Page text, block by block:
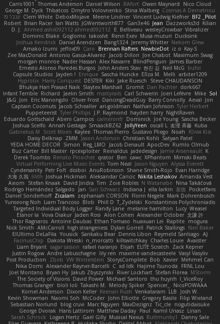
Carro1001
Thomas Anderson Daniel Wilson RAfort Owen Maynard
Nico Cloud
George M. Dyck Thbatcos Dmytro Volovnenko Stina Walberg Cosmas A Demetriou
ענבר פז Clem White DeboxMojave Meene Lindner Vincent Ludwig Kiefner BF2 _Pilot
Robert Brian Racer Ian Watts JGWentworth877 Gan3e46 Jean Dazzworks3d Kilian
D. J. Ahmed.ashii092112 ahmed092112 E. Belliveau wesleyCrowbar Vibralizer
Dominic Blake Goglomo takoslvt Renn Exev Musa muturi Ducksink
Joshua Kendrick Daniel Arendzen Bang1324 Jeremy Whitter Nekom Glew
Amako Izumi jeffox09 Caro Brennan Rafters NewbieDot iz o Kay-S
Zee MacDonald Antonio Gasca-Alvarez Jacob Dillon Joe Chabot Maximum Swag
morgan monroe Nader Hassan Alex Navarre BlindPenguin James Barber
Ernesto Alonso Paredes Burgos John Anders Stav 현진 김 Neil McG buhii
Capsule Studios Jayden ! Enrique Sascha Huncke Elīza M. Melli arbiter1209
Hyprotix Harry Conquest DESTER Kiki Jake Ruesch
Steve CHAUDANSON
Bhukya Hari Prasad Naik Slaytex Marshall Gromit Dan Pachter dork667
Infant Terrible Richard Jaelin Smith mattyrails Carl Schwerin Joeri Lefévre Mike Sol
J&G Jon Eric Manongdo Oliver Frost DancingDeadGuy Barry Connolly Aeval Jon
Captain Coconuts Jacob Schealler ari-goldman Nathan Johnson Tyler Herbert
Puppeteerist Tyler Phillips J.P. Raymond hayden harry NightRaven
Eduardo Gottschald Abeni Campos cameronfr Dominick Joe Young Sascha Becker
Joshua Scelfo Annah Gestaga SmaackBZ62 JollyYeen oscall L 友理 斉藤 Kuba
Gabrielius M
Scott Moen Kaylee Thomas Pierro Gustavo Pliego Noah
Юлія Кізі
Daisy Belknap ZMM Jason Anderson Christian Kohli Satyan Patel
YEDA HOME DECOR Simon Reg_LMO Jacob Denault ApocDev Rumlo Olmub
Buz Carter Bill Master rpcexploiter Reinaldus jadedesign Jamie Arseneault K
Derek Toombs Renato Pinochet qrator Ben cawc XPhantom Mimski Beats
Virtual Performing Live Music Events Tom Neal Jason Nguyen Alyssa Everett
Cyndersanity Petr Fořt disiboi AnuRobinson Shane Smith-Rojo Evan Harridge
大海 久我 lilith Joshua Hickman Aleksandar Caricic Nikita Leshakov Amanda Vest
Axiom
Stefan Knaak David Jindra Tim Zoie Robles N Watanabe Nina Takáčová
Rodrigo Hernández Salgado
Jan Sari Schwarz Indiana J ella larkin 基德 Pocketfans
Daniel Sonderhoff Zicalam zephaniah CORSON Florin Negele Mark Dohrenbusch
Yunseong Noh Liam Trancoso Blob Phill D T_Zydelski Konstantinos Polychroniadis
Targeted Individual Body Logger Randy Lane melanie hamilton Lucy Weasel
Elanor la Vova Diakur Jaden Rosi Alon Cohen Alexander October 文謙 許
Thor Ragnaros Antoine Daubas Ethan Tomaso huaxuan Lei Raptite mogura
Nick Smith AMcCarroll high strangeness Dylan Gorrell Patrick Stallings Neil Baker
ElUltimo DeLaFila Yousick Sankaku Bear Dennis Libon Reymeld Santiago AJ
FacinusChip
Dakota Wreski n_morcatti killswitchkay Charles Louie Avaister
Liam Bryant sagar sasson rafael naranjo Elijah ELITE Scratch
Zack Kepner
Justin Rogow Andre Labuschagne lily ren maxime vandecasteele Vasyl Vasyliv
Post Production
Zbob VW Winterstein StorysComplete Bob Xavier Mehmet Can
Nika Domi Alexander Rayner-Barcelli C xd Idk Hajime Tsunoda
FRNL Lou
Joel Montano Bryan Hy Jakub Zbyszynski River Lockhart Stefan Florea MStorm
The Society of Visions David Power Michael Santoro thu huynh I_ViceRoy
Thomas Granger bloli loli Takashi M. Melody Spiker Spencer_
NicoPOWAAA
Kornel Anderson
Dixon Keller Keenan Rush Venkataram LLB
Josh W.
Kevin Showman Naomi Soh McCoder John Elliotte Gregory Basile Filip Wieland
Sebastian Norlund
blog cruvi Marc Nguyen MaxDezignz Tic_cle nogutidaisuke
George Dvorak Haris Lattirom Matthew Daday Paul Kamil Uriasz Lirian
Sarah Schrock
Logan Hertz Gaël Gilly Musical Nexus Buttmunky1
Danny Sale